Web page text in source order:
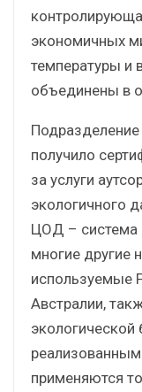
экономичных
температуры и
объединены в
получило
за услуги
экологичного
ЦОД – система
многие другие
используемые
Австралии,
экологической
применяются